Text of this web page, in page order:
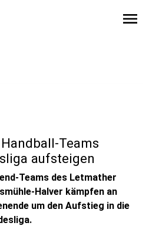
menu
Teams
aufsteigen
Teams des Letmather
Halver kämpfen an
um den Aufstieg in die